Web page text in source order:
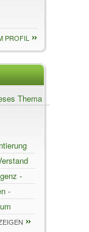
PROFIL
Thema
was
-
-